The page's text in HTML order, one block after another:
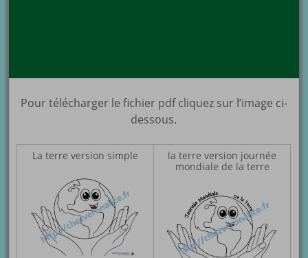
Pour télécharger le fichier pdf cliquez sur l’image ci-
dessous.
La terre version simple
la terre version journée
mondiale de la terre